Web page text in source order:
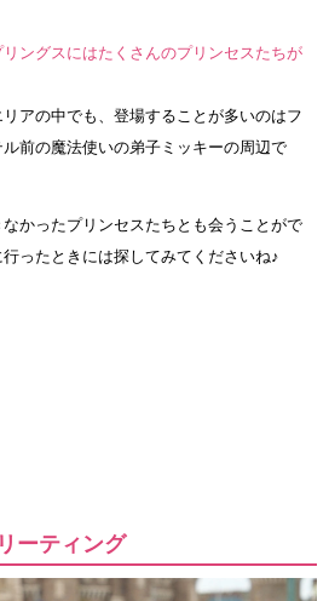
ングスにはたくさんのプリンセスたちが
アの中でも、登場することが多いのはフ
前の魔法使いの弟子ミッキーの周辺で
かったプリンセスたちとも会うことがで
ったときには探してみてくださいね♪
ーティング